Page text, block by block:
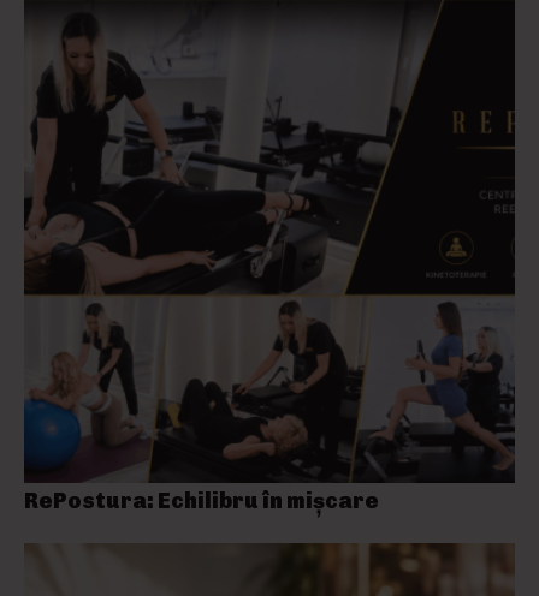
RePostura: Echilibru în mișcare